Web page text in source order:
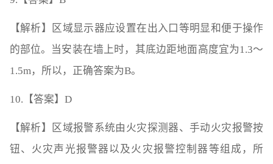
【解析】区域显示器应设置在出入口等明显和便于操作
的部位。当安装在墙上时，其底边距地面高度宜为1.3～
1.5m，所以，正确答案为B。
10.【答案】D
【解析】区域报警系统由火灾探测器、手动火灾报警按
钮、火灾声光报警器以及火灾报警控制器等组成，所